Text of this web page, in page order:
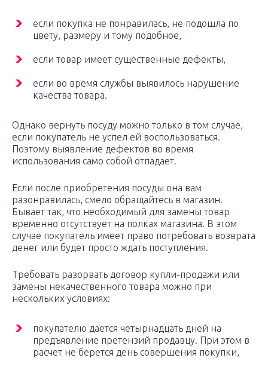
если покупка не понравилась, не подошла по
цвету, размеру и тому подобное,
если товар имеет существенные дефекты,
если во время службы выявилось нарушение
качества товара.
Однако вернуть посуду можно только в том случае,
если покупатель не успел ей воспользоваться.
Поэтому выявление дефектов во время
использования само собой отпадает.
Если после приобретения посуды она вам
разонравилась, смело обращайтесь в магазин.
Бывает так, что необходимый для замены товар
временно отсутствует на полках магазина. В этом
случае покупатель имеет право потребовать возврата
денег или будет просто ждать поступления.
Требовать разорвать договор купли-продажи или
замены некачественного товара можно при
нескольких условиях:
покупателю дается четырнадцать дней на
предъявление претензий продавцу. При этом в
расчет не берется день совершения покупки,